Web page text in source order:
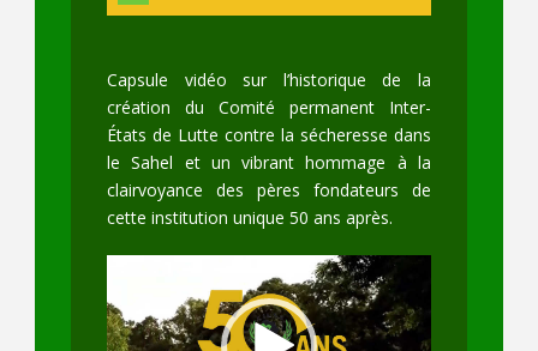
Capsule vidéo sur l’historique de la
création du Comité permanent Inter-
États de Lutte contre la sécheresse dans
le Sahel et un vibrant hommage à la
clairvoyance des pères fondateurs de
cette institution unique 50 ans après.